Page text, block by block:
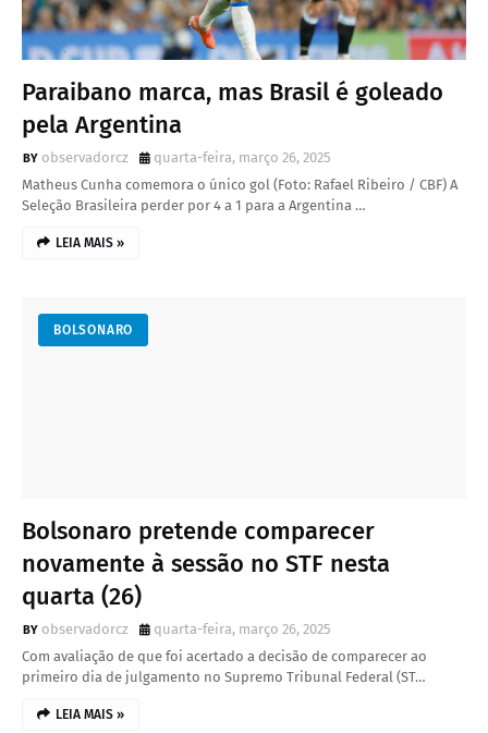
Paraibano marca, mas Brasil é goleado
pela Argentina
observadorcz
quarta-feira, março 26, 2025
Matheus Cunha comemora o único gol (Foto: Rafael Ribeiro / CBF) A
Seleção Brasileira perder por 4 a 1 para a Argentina …
LEIA MAIS »
BOLSONARO
Bolsonaro pretende comparecer
novamente à sessão no STF nesta
quarta (26)
observadorcz
quarta-feira, março 26, 2025
Com avaliação de que foi acertado a decisão de comparecer ao
primeiro dia de julgamento no Supremo Tribunal Federal (ST…
LEIA MAIS »